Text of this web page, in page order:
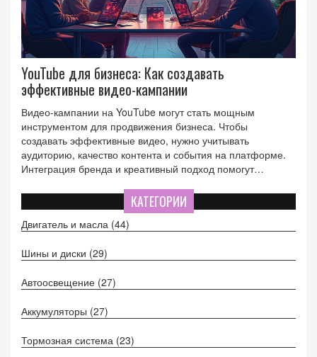
YouTube для бизнеса: Как создавать
эффективные видео-кампании
Видео-кампании на YouTube могут стать мощным
инструментом для продвижения бизнеса. Чтобы
создавать эффективные видео, нужно учитывать
аудиторию, качество контента и события на платформе.
Интеграция бренда и креативный подход помогут
индустрии от известных экспертов сделают ваши видео
более успешными.
КАТЕГОРИИ
Двигатель и масла (44)
Шины и диски (29)
Автоосвещение (27)
Аккумуляторы (27)
Тормозная система (23)